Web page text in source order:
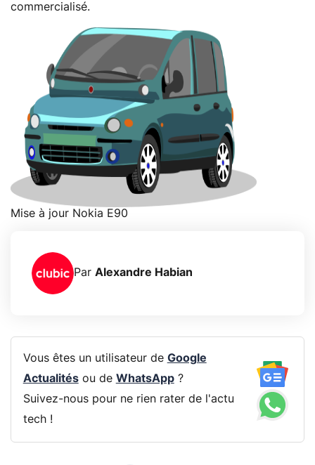
commercialisé.
Mise à jour Nokia E90
Par Alexandre Habian
Vous êtes un utilisateur de Google
Actualitésou de WhatsApp?
Suivez-nous pour ne rien rater de l'actu
tech !